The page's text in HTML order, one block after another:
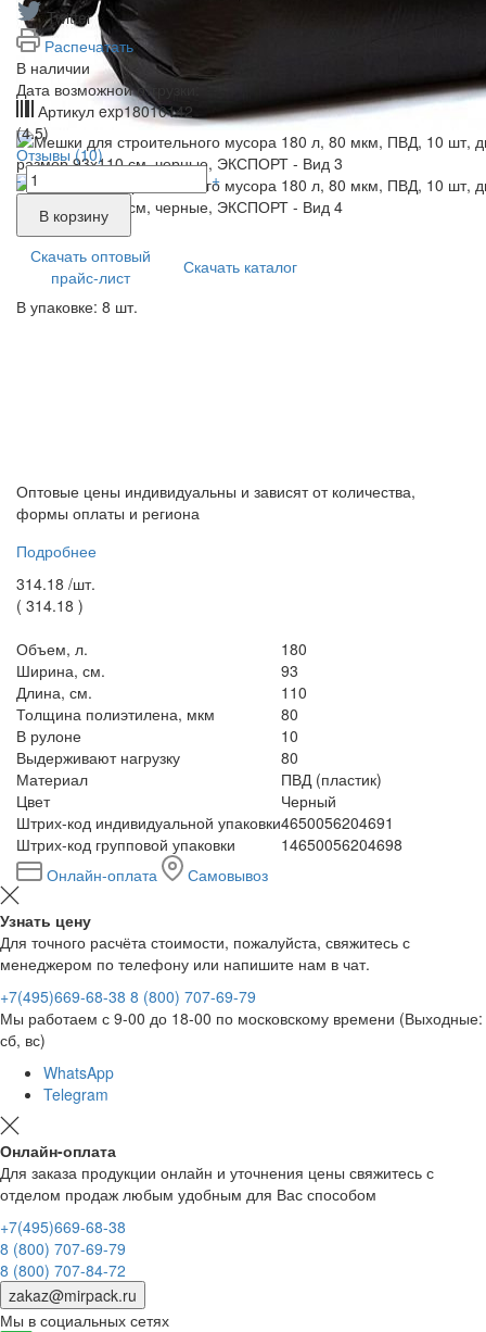
Twitter
Распечатать
В наличии
Дата возможной отгрузки:
Артикул exp18010142
(4.5)
Отзывы (10)
-
+
В корзину
Скачать оптовый
прайс-лист
Скачать каталог
В упаковке: 8 шт.
Оптовые цены индивидуальны и зависят от количества,
формы оплаты и региона
Подробнее
314.18 /шт.
( 314.18 )
Объем, л.
180
Ширина, см.
93
Длина, см.
110
Толщина полиэтилена, мкм
80
В рулоне
10
Выдерживают нагрузку
80
Материал
ПВД (пластик)
Цвет
Черный
Штрих-код индивидуальной упаковки4650056204691
Штрих-код групповой упаковки
14650056204698
Онлайн-оплата
Самовывоз
Узнать цену
Для точного расчёта стоимости, пожалуйста, свяжитесь с
менеджером по телефону или напишите нам в чат.
+7(495)669-68-38 8 (800) 707-69-79
Мы работаем с 9-00 до 18-00 по московскому времени (Выходные:
сб, вс)
WhatsApp
Telegram
Онлайн-оплата
Для заказа продукции онлайн и уточнения цены свяжитесь с
отделом продаж любым удобным для Вас способом
+7(495)669-68-38
8 (800) 707-69-79
8 (800) 707-84-72
zakaz@mirpack.ru
Мы в социальных сетях